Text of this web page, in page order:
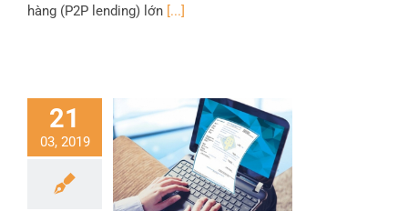
hàng (P2P lending) lớn [...]
21
03, 2019